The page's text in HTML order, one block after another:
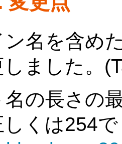
ン名を含め
しました。
名の長さの
しくは254